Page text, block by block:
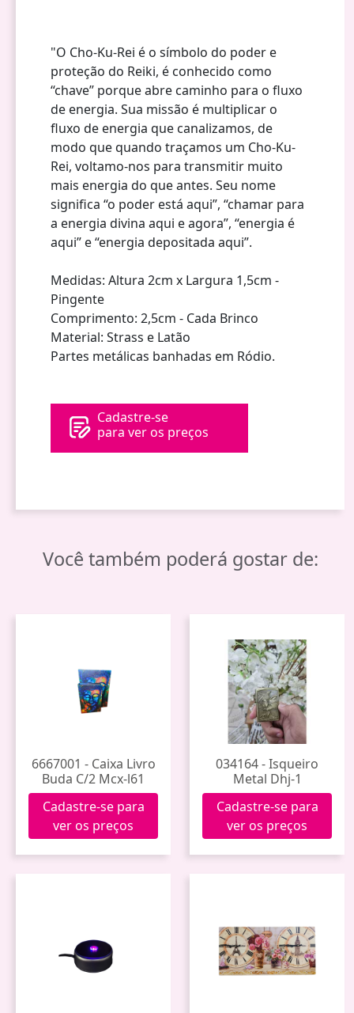
"O Cho-Ku-Rei é o símbolo do poder e
proteção do Reiki, é conhecido como
“chave” porque abre caminho para o fluxo
de energia. Sua missão é multiplicar o
fluxo de energia que canalizamos, de
modo que quando traçamos um Cho-Ku-
Rei, voltamo-nos para transmitir muito
mais energia do que antes. Seu nome
significa “o poder está aqui”, “chamar para
a energia divina aqui e agora”, “energia é
aqui” e “energia depositada aqui”.
Medidas: Altura 2cm x Largura 1,5cm -
Pingente
Comprimento: 2,5cm - Cada Brinco
Material: Strass e Latão
Partes metálicas banhadas em Ródio.
Cadastre-se
para ver os preços
Você também poderá gostar de:
6667001 - Caixa Livro
Buda C/2 Mcx-l61
Cadastre-se para
ver os preços
034164 - Isqueiro
Metal Dhj-1
Cadastre-se para
ver os preços